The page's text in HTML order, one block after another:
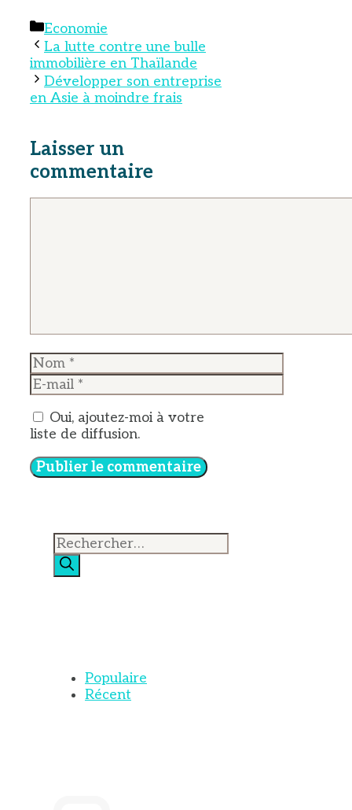
Catégories
Economie
La lutte contre une bulle
immobilière en Thaïlande
Développer son entreprise
en Asie à moindre frais
Laisser un
commentaire
Nom
E-
mail
Oui, ajoutez-moi à votre
liste de diffusion.
Rechercher :
Populaire
Récent